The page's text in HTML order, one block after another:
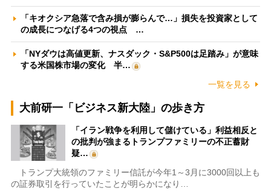
「キオクシア急落で含み損が膨らんで…」損失を投資家として
の成長につなげる4つの視点 …
「NYダウは高値更新、ナスダック・S&P500は足踏み」が意味
する米国株市場の変化 半…
一覧を見る
大前研一「ビジネス新大陸」の歩き方
「イラン戦争を利用して儲けている」利益相反と
の批判が強まるトランプファミリーの不正蓄財
疑…
トランプ大統領のファミリー信託が今年1～3月に3000回以上も
の証券取引を行っていたことが明らかになり…